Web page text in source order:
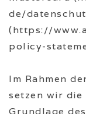
de/
(https://
policy-
Im Rahmen
setzen wir
Grundlage